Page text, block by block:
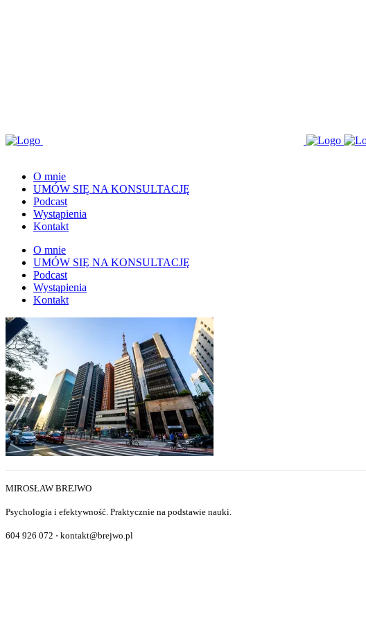
O mnie
UMÓW SIĘ NA KONSULTACJĘ
Podcast
Wystąpienia
Kontakt
O mnie
UMÓW SIĘ NA KONSULTACJĘ
Podcast
Wystąpienia
Kontakt
MIROSŁAW BREJWO
Psychologia i efektywność. Praktycznie na podstawie nauki.
604 926 072 ⋅ kontakt@brejwo.pl